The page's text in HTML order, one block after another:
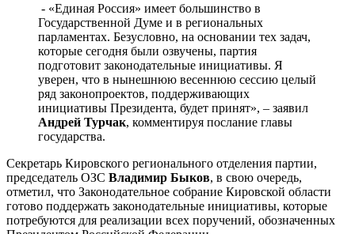
- «Единая Россия» имеет большинство в
Государственной Думе и в региональных
парламентах. Безусловно, на основании тех задач,
которые сегодня были озвучены, партия
подготовит законодательные инициативы. Я
уверен, что в нынешнюю весеннюю сессию целый
ряд законопроектов, поддерживающих
инициативы Президента, будет принят», – заявил
Андрей Турчак, комментируя послание главы
государства.
Секретарь Кировского регионального отделения партии,
председатель ОЗС Владимир Быков, в свою очередь,
отметил, что Законодательное собрание Кировской области
готово поддержать законодательные инициативы, которые
потребуются для реализации всех поручений, обозначенных